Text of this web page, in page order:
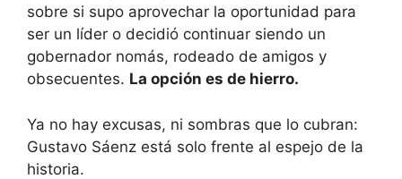
sobre si supo aprovechar la oportunidad para
ser un líder o decidió continuar siendo un
gobernador nomás, rodeado de amigos y
obsecuentes. La opción es de hierro.
Ya no hay excusas, ni sombras que lo cubran:
Gustavo Sáenz está solo frente al espejo de la
historia.